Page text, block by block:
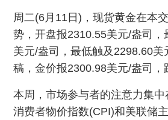
周二(6月11日)，现货黄金在本
势，开盘报2310.55美元/盎司，
美元/盎司，最低触及2298.60美
稿，金价报2300.98美元/盎司，
本周，市场参与者的注意力集中
消费者物价指数(CPI)和美联储